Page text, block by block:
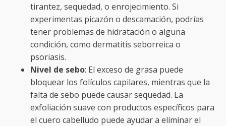
tirantez, sequedad, o enrojecimiento. Si
experimentas picazón o descamación, podrías
tener problemas de hidratación o alguna
condición, como dermatitis seborreica o
psoriasis.
Nivel de sebo: El exceso de grasa puede
bloquear los folículos capilares, mientras que la
falta de sebo puede causar sequedad. La
exfoliación suave con productos específicos para
el cuero cabelludo puede ayudar a eliminar el